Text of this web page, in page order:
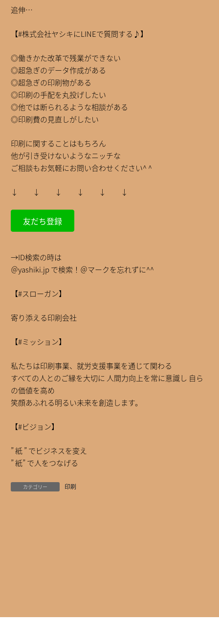
追伸…
【#株式会社ヤシキにLINEで質問する♪】
◎働きかた改革で残業ができない
◎超急ぎのデータ作成がある
◎超急ぎの印刷物がある
◎印刷の手配を丸投げしたい
◎他では断られるような相談がある
◎印刷費の見直しがしたい
印刷に関することはもちろん
他が引き受けないようなニッチな
ご相談もお気軽にお問い合わせください^ ^
↓ ↓ ↓ ↓ ↓ ↓
友だち登録
→ID検索の時は
＠yashiki.jp で検索！＠マークを忘れずに^^
【#スローガン】
寄り添える印刷会社
【#ミッション】
私たちは印刷事業、就労支援事業を通じて関わる
すべての人とのご縁を大切に 人間力向上を常に意識し 自ら
の価値を高め
笑顔あふれる明るい未来を創造します。
【#ビジョン】
” 紙 ” でビジネスを変え
” 紙” で人をつなげる
カテゴリー 印刷